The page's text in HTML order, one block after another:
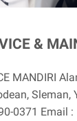
&
MANDIRI
Sleman,
0371 Email :